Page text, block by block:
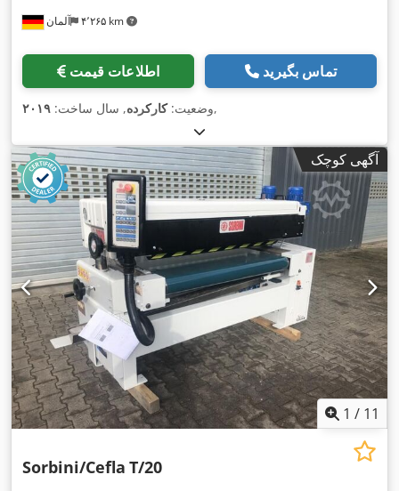
آلمان ۴٬۲۶۵ km
اطلاعات قیمت تماس بگیرید
وضعیت:کارکرده, سال ساخت: ۲۰۱۹ ,
آگهی کوچک
1 / 11
Sorbini/Cefla T/20